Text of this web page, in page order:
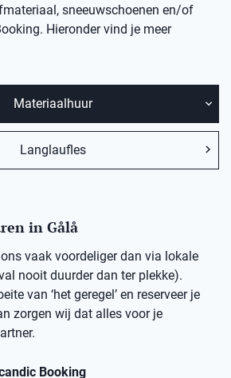
sneeuwschoenen en/of
Hieronder vind je meer
Materiaalhuur
Langlaufles
in Gålå
vaak voordeliger dan via lokale
nooit duurder dan ter plekke).
van ‘het geregel’ en reserveer je
zorgen wij dat alles voor je
Booking